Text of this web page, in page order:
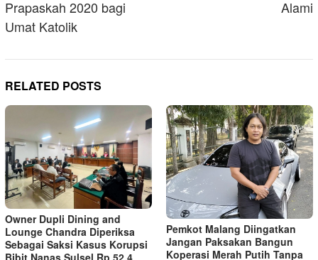
Prapaskah 2020 bagi
Umat Katolik
Alami
RELATED POSTS
Owner Dupli Dining and
Lounge Chandra Diperiksa
Sebagai Saksi Kasus Korupsi
Bibit Nanas Sulsel Rp 52,4
Pemkot Malang Diingatkan
Jangan Paksakan Bangun
Koperasi Merah Putih Tanpa